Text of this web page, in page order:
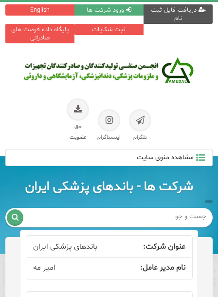
English ورود شرکت ها
دریافت فایل ثبت
نام
پایگاه داده فرصت های
صادراتی
ثبت شکایات
تلگرام اینستاگرام
حق
عضویت
مشاهده منوی سایت
شرکت ها - باندهای پزشكی ایران

باندهای پزشكی ایران
امیر مه